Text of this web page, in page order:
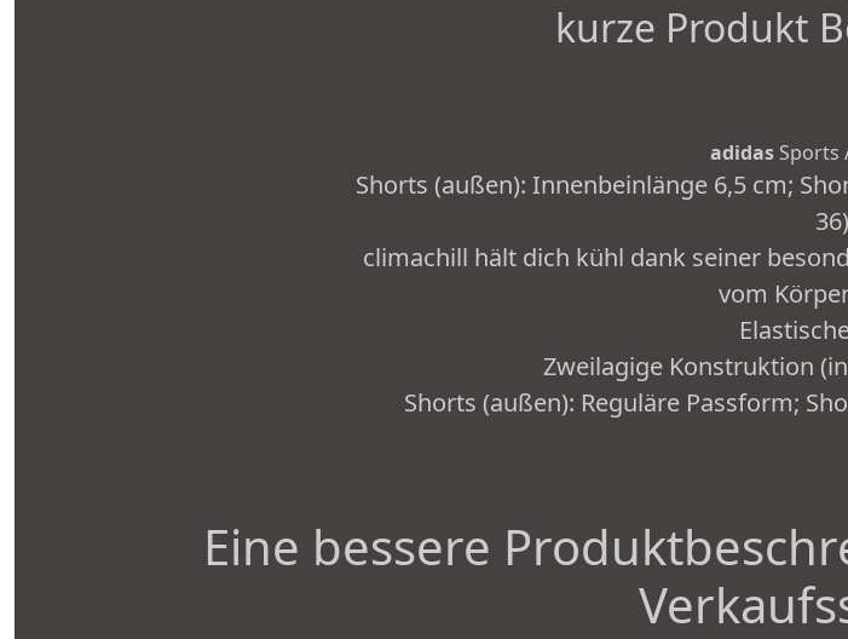
kurze Produkt
adidasSports
Shorts (außen): Innenbeinlänge 6,5 cm;
36)
climachill hält dich kühl dank seiner
vom
Zweilagige Konstruktion
Shorts (außen): Reguläre Passform;
Eine bessere